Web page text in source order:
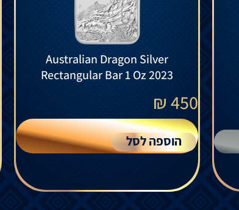
Australian Dragon Silver
Rectangular Bar 1 Oz 2023
450
₪
הוספה לסל